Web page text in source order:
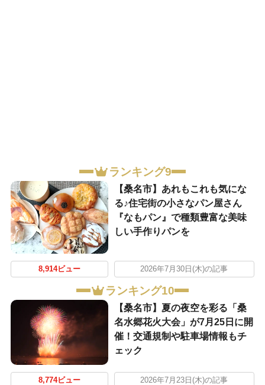
ランキング9
【桑名市】あれもこれも気にな
る♪住宅街の小さなパン屋さん
『なもパン』で種類豊富な美味
しい手作りパンを
8,914ビュー 2026年7月30日(木)の記事
ランキング10
【桑名市】夏の夜空を彩る「桑
名水郷花火大会」が7月25日に開
催！交通規制や駐車場情報もチ
ェック
8,774ビュー 2026年7月23日(木)の記事